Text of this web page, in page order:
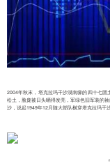
2004年秋末，塔克拉玛干沙漠南缘的四十七
松土，脸庞被日头晒得发亮，军绿色旧军装的
沙，说起1949年12月随大部队横穿塔克拉玛干